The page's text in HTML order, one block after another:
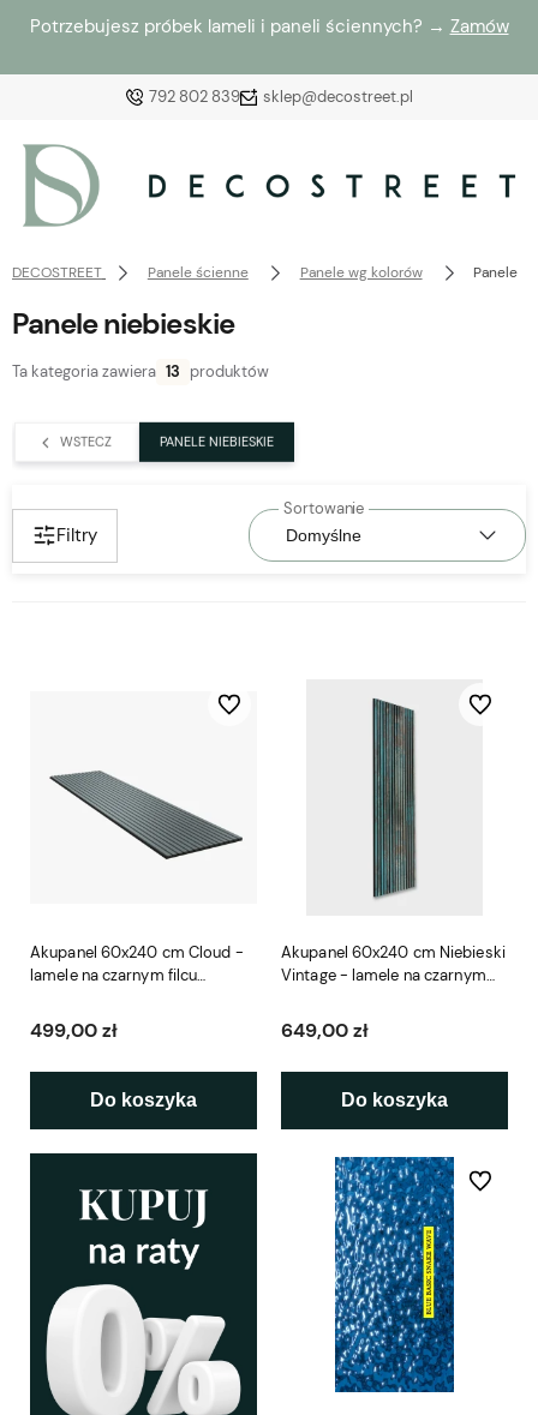
Potrzebujesz próbek lameli i paneli ściennych? → Zamów
792 802 839 sklep@decostreet.pl
Załóż konto
zaloguj się, aby przywrócić dodane produkty do listy
z poprzedniej sesji.
DECOSTREET Panele ścienne Panele wg kolorów Panele
Panele niebieskie
Ta kategoria zawiera 13 produktów
WSTECZ PANELE NIEBIESKIE
Filtry
Akupanel 60x240 cm Cloud -
lamele na czarnym filcu
499,00 zł
Do koszyka
Do ulubionych
Akupanel 60x240 cm Niebieski
Vintage - lamele na czarnym
649,00 zł
Do koszyka
Do
Do